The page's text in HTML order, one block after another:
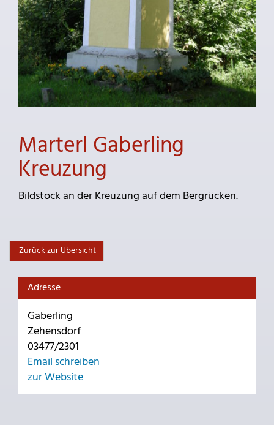
Marterl Gaberling
Kreuzung
Bildstock an der Kreuzung auf dem Bergrücken.
Zurück zur Übersicht
Adresse
Gaberling
Zehensdorf
03477/2301
Email schreiben
zur Website